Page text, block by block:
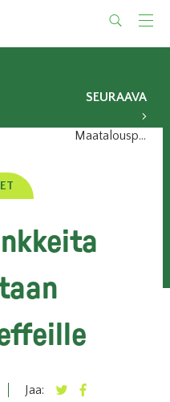
SEURAAVA
Maatalouspolitiikan välivuodet hidastavat luomutuotannon kasvua
Jaa: